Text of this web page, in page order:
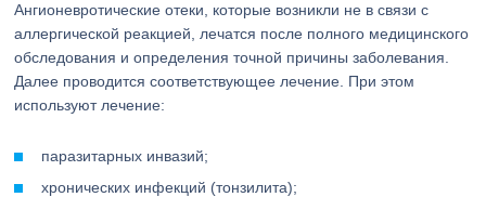
Ангионевротические отеки, которые возникли не в связи с
аллергической реакцией, лечатся после полного медицинского
обследования и определения точной причины заболевания.
Далее проводится соответствующее лечение. При этом
используют лечение:
паразитарных инвазий;
хронических инфекций (тонзилита);